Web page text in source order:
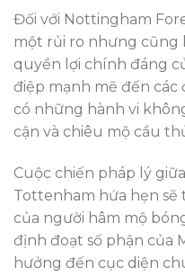
Đối với Nottingham
một rủi ro nhưng cũng
quyền lợi chính đáng
điệp mạnh mẽ đến các
có những hành vi
cận và chiêu mộ cầu
Cuộc chiến pháp lý
Tottenham hứa hẹn
của người hâm mộ
định đoạt số phận của
hưởng đến cục diện